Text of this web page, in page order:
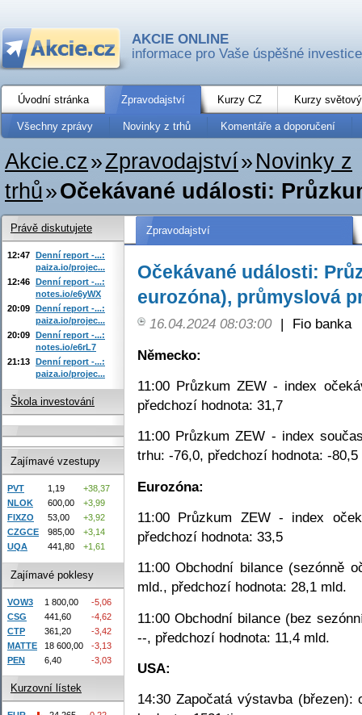
AKCIE ONLINE
informace pro Vaše úspěšné investice
Úvodní stránka Zpravodajství Kurzy CZ Kurzy
Všechny zprávy Novinky z trhů Komentáře a doporučení
Akcie.cz»Zpravodajství» Novinky z
trhů»Očekávané události:
Zpravodajství
Očekávané události:
eurozóna), průmyslová
16.04.2024 08:03:00 |
Fio banka
Německo:
11:00 Průzkum ZEW - index
předchozí hodnota: 31,7
11:00 Průzkum ZEW - index
trhu: -76,0, předchozí hodnota: -80,5
Eurozóna:
11:00 Průzkum ZEW - index
předchozí hodnota: 33,5
11:00 Obchodní bilance (sezónně
mld., předchozí hodnota: 28,1 mld.
11:00 Obchodní bilance (bez
--, předchozí hodnota: 11,4 mld.
USA:
14:30 Započatá výstavba
Právě diskutujete
12:47 Denní report -...:
paiza.io/projec...
12:46 Denní report -...:
notes.io/e6yWX
20:09 Denní report -...:
paiza.io/projec...
20:09 Denní report -...:
notes.io/e6rL7
21:13 Denní report -...:
paiza.io/projec...
Škola investování
Zajímavé vzestupy
PVT 1,19
+38,37
NLOK
600,00
+3,99
FIXZO
53,00
+3,92
CZGCE
985,00
+3,14
UQA
441,80 +1,61
Zajímavé poklesy
VOW3 1 800,00
-5,06
CSG
441,60
-4,62
CTP
361,20
-3,42
MATTE
18 600,00
-3,13
PEN
6,40 -3,03
Kurzovní lístek